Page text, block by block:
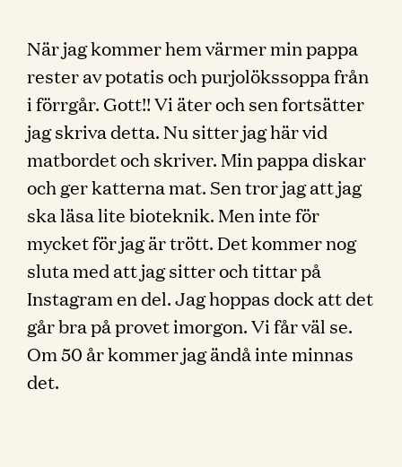
När jag kommer hem värmer min pappa
rester av potatis och purjolökssoppa från
i förrgår. Gott!! Vi äter och sen fortsätter
jag skriva detta. Nu sitter jag här vid
matbordet och skriver. Min pappa diskar
och ger katterna mat. Sen tror jag att jag
ska läsa lite bioteknik. Men inte för
mycket för jag är trött. Det kommer nog
sluta med att jag sitter och tittar på
Instagram en del. Jag hoppas dock att det
går bra på provet imorgon. Vi får väl se.
Om 50 år kommer jag ändå inte minnas
det.